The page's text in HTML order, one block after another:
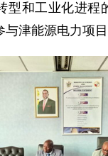
型和工业化进程
津能源电力项目